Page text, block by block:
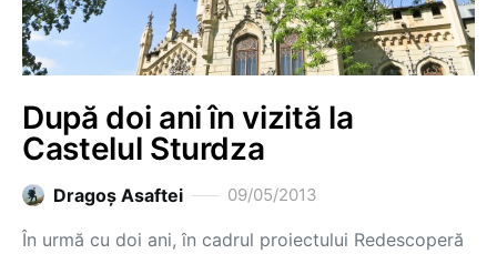
După doi ani în vizită la
Castelul Sturdza
Dragoş Asaftei 09/05/2013
În urmă cu doi ani, în cadrul proiectului Redescoperă